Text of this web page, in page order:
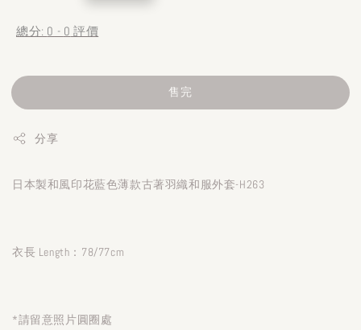
總分: 0 - 0 評價
售完
分享
日本製和風印花藍色薄款古著羽織和服外套-H263
衣長 Length：78/77cm
*請留意照片圓圈處